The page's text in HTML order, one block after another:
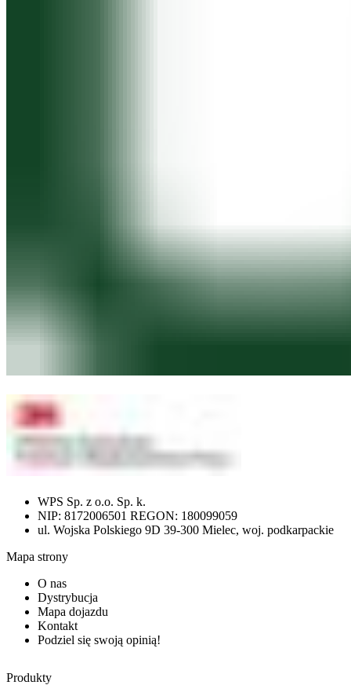
WPS Sp. z o.o. Sp. k.
NIP: 8172006501 REGON: 180099059
ul. Wojska Polskiego 9D 39-300 Mielec, woj. podkarpackie
Mapa strony
O nas
Dystrybucja
Mapa dojazdu
Kontakt
Podziel się swoją opinią!
Produkty